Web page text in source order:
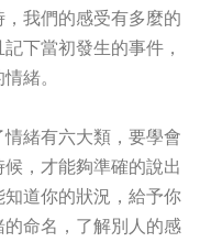
我們的感受有多麼的
下當初發生的事件，
緒。
緒有六大類，要學會
，才能夠準確的說出
道你的狀況，給予你
命名，了解別人的感